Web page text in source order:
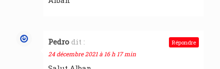
Pedro dit :
24 décembre 2021 à 16 h 17 min
Répondre